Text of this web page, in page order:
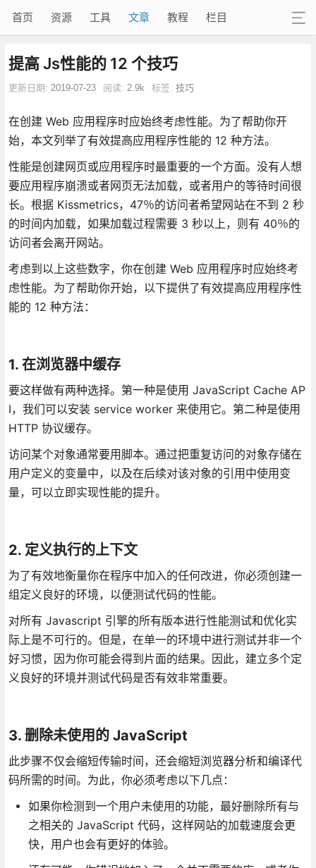
首页 资源 工具 文章 教程 栏目
提高 Js性能的 12 个技巧
更新日期: 2019-07-23 阅读: 2.9k 标签: 技巧
在创建 Web 应用程序时应始终考虑性能。为了帮助你开
始，本文列举了有效提高应用程序性能的 12 种方法。
性能是创建网页或应用程序时最重要的一个方面。没有人想
要应用程序崩溃或者网页无法加载，或者用户的等待时间很
长。根据 Kissmetrics，47％的访问者希望网站在不到 2 秒
的时间内加载，如果加载过程需要 3 秒以上，则有 40％的
访问者会离开网站。
考虑到以上这些数字，你在创建 Web 应用程序时应始终考
虑性能。为了帮助你开始，以下提供了有效提高应用程序性
能的 12 种方法：
1. 在浏览器中缓存
要这样做有两种选择。第一种是使用 JavaScript Cache AP
I，我们可以安装 service worker 来使用它。第二种是使用
HTTP 协议缓存。
访问某个对象通常要用脚本。通过把重复访问的对象存储在
用户定义的变量中，以及在后续对该对象的引用中使用变
量，可以立即实现性能的提升。
2. 定义执行的上下文
为了有效地衡量你在程序中加入的任何改进，你必须创建一
组定义良好的环境，以便测试代码的性能。
对所有 Javascript 引擎的所有版本进行性能测试和优化实
际上是不可行的。但是，在单一的环境中进行测试并非一个
好习惯，因为你可能会得到片面的结果。因此，建立多个定
义良好的环境并测试代码是否有效非常重要。
3. 删除未使用的 JavaScript
此步骤不仅会缩短传输时间，还会缩短浏览器分析和编译代
码所需的时间。为此，你必须考虑以下几点：
如果你检测到一个用户未使用的功能，最好删除所有与
之相关的 JavaScript 代码，这样网站的加载速度会更
快，用户也会有更好的体验。